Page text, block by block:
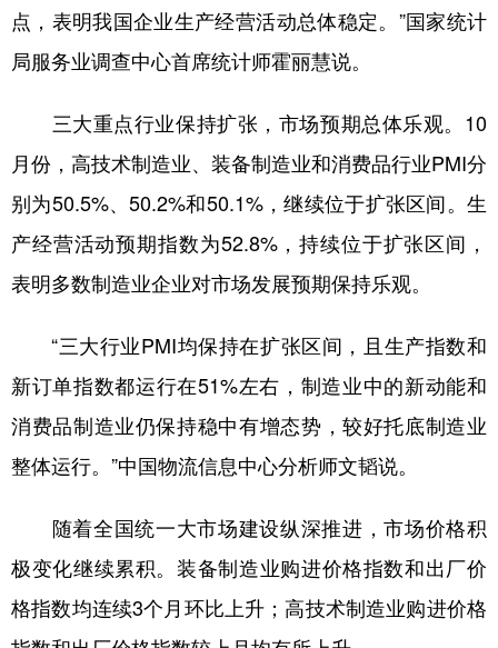
北京 天津 河北 山西
辽宁 吉林 上海
山东 河南 湖北 湖南
广东 广西 海南 重庆
四川 贵州 云南 西藏
陕西 甘肃 青海 宁夏
新疆 内蒙古 黑龙江
多语种频道
English Español Français
Русский язык 日本語 한국어
Deutsch Português
点，表明我国企业生产经营活动总体稳定。”国家统计
局服务业调查中心首席统计师霍丽慧说。
三大重点行业保持扩张，市场预期总体乐观。10
月份，高技术制造业、装备制造业和消费品行业PMI分
别为50.5%、50.2%和50.1%，继续位于扩张区间。生
产经营活动预期指数为52.8%，持续位于扩张区间，
表明多数制造业企业对市场发展预期保持乐观。
“三大行业PMI均保持在扩张区间，且生产指数和
新订单指数都运行在51%左右，制造业中的新动能和
消费品制造业仍保持稳中有增态势，较好托底制造业
整体运行。”中国物流信息中心分析师文韬说。
随着全国统一大市场建设纵深推进，市场价格积
极变化继续累积。装备制造业购进价格指数和出厂价
格指数均连续3个月环比上升；高技术制造业购进价格